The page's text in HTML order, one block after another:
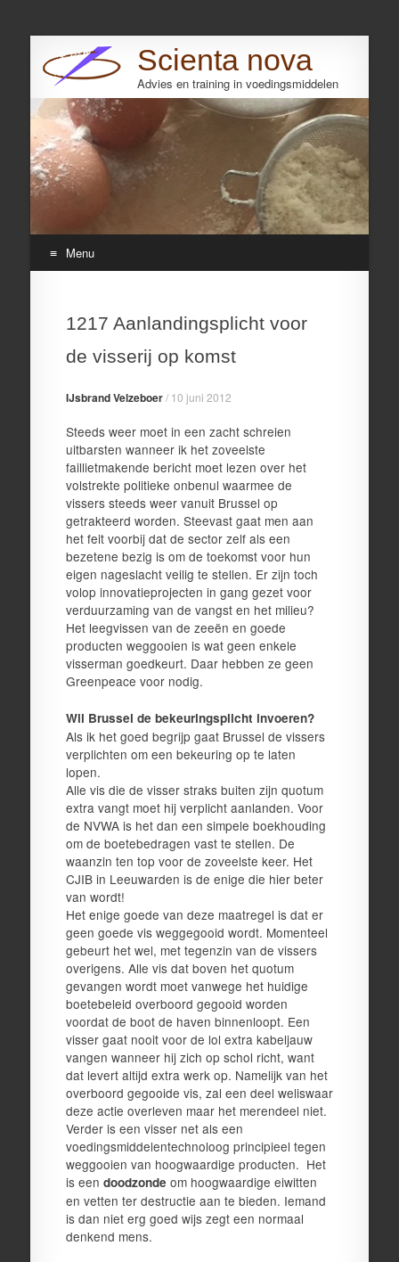
Scienta nova
Advies en training in voedingsmiddelen
Search
Menu
content1217 Aanlandingsplicht voor
de visserij op komst
IJsbrand Velzeboer/ 10 juni 2012
Steeds weer moet in een zacht schreien
uitbarsten wanneer ik het zoveelste
faillietmakende bericht moet lezen over het
volstrekte politieke onbenul waarmee de
vissers steeds weer vanuit Brussel op
getrakteerd worden. Steevast gaat men aan
het feit voorbij dat de sector zelf als een
bezetene bezig is om de toekomst voor hun
eigen nageslacht veilig te stellen. Er zijn toch
volop innovatieprojecten in gang gezet voor
verduurzaming van de vangst en het milieu?
Het leegvissen van de zeeën en goede
producten weggooien is wat geen enkele
visserman goedkeurt. Daar hebben ze geen
Greenpeace voor nodig.
Wil Brussel de bekeuringsplicht invoeren?
Als ik het goed begrijp gaat Brussel de vissers
verplichten om een bekeuring op te laten
lopen.
Alle vis die de visser straks buiten zijn quotum
extra vangt moet hij verplicht aanlanden. Voor
de NVWA is het dan een simpele boekhouding
om de boetebedragen vast te stellen. De
waanzin ten top voor de zoveelste keer. Het
CJIB in Leeuwarden is de enige die hier beter
van wordt!
Het enige goede van deze maatregel is dat er
geen goede vis weggegooid wordt. Momenteel
gebeurt het wel, met tegenzin van de vissers
overigens. Alle vis dat boven het quotum
gevangen wordt moet vanwege het huidige
boetebeleid overboord gegooid worden
voordat de boot de haven binnenloopt. Een
visser gaat nooit voor de lol extra kabeljauw
vangen wanneer hij zich op schol richt, want
dat levert altijd extra werk op. Namelijk van het
overboord gegooide vis, zal een deel weliswaar
deze actie overleven maar het merendeel niet.
Verder is een visser net als een
voedingsmiddelentechnoloog principieel tegen
weggooien van hoogwaardige producten. Het
is een doodzonde om hoogwaardige eiwitten
en vetten ter destructie aan te bieden. Iemand
is dan niet erg goed wijs zegt een normaal
denkend mens.